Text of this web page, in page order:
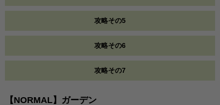
攻略その5
攻略その6
攻略その7
【NORMAL】ガーデン